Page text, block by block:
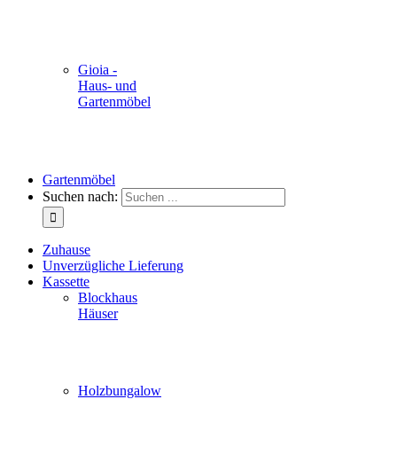
Gioia -
Haus- und
Gartenmöbel
Gartenmöbel
Suchen nach:
Zuhause
Unverzügliche Lieferung
Kassette
Blockhaus
Häuser
Holzbungalow